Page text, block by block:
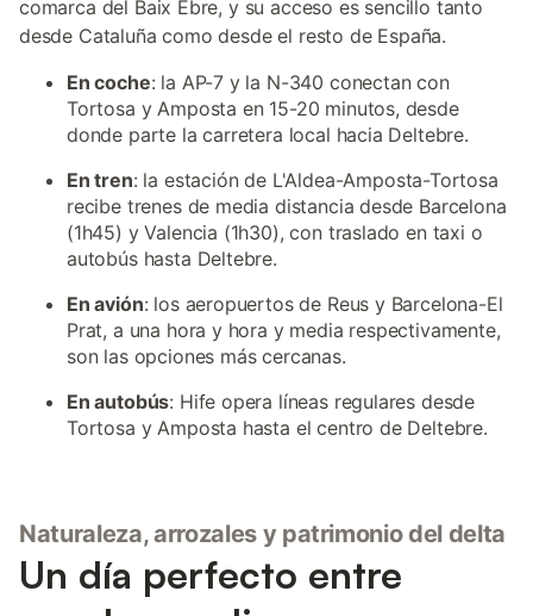
comarca del Baix Ebre, y su acceso es sencillo tanto
desde Cataluña como desde el resto de España.
En coche: la AP-7 y la N-340 conectan con
Tortosa y Amposta en 15-20 minutos, desde
donde parte la carretera local hacia Deltebre.
En tren: la estación de L'Aldea-Amposta-Tortosa
recibe trenes de media distancia desde Barcelona
(1h45) y Valencia (1h30), con traslado en taxi o
autobús hasta Deltebre.
En avión: los aeropuertos de Reus y Barcelona-El
Prat, a una hora y hora y media respectivamente,
son las opciones más cercanas.
En autobús: Hife opera líneas regulares desde
Tortosa y Amposta hasta el centro de Deltebre.
Naturaleza, arrozales y patrimonio del delta
Un día perfecto entre